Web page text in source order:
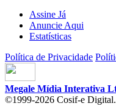
Assine Já
Anuncie Aqui
Estatísticas
Política de Privacidade
Megale Mídia Interativa
©1999-2026 Cosif-e Digital.